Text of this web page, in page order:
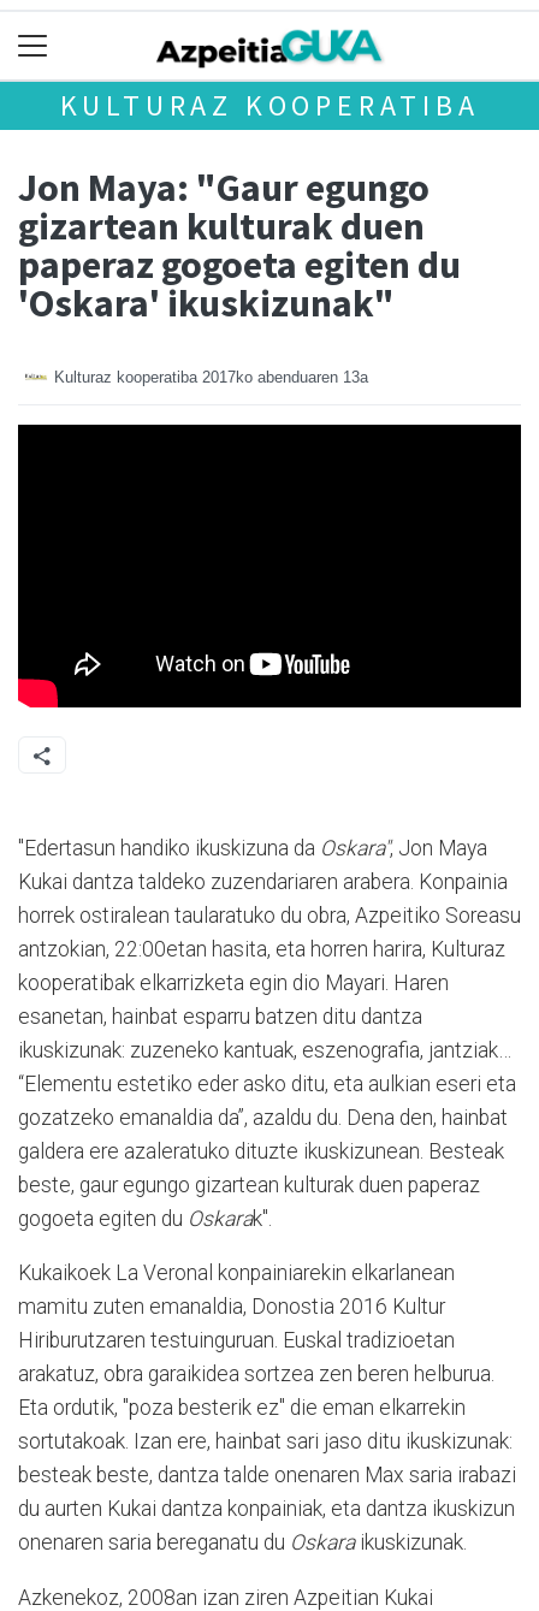
KULTURAZ KOOPERATIBA
Jon Maya: "Gaur egungo
gizartean kulturak duen
paperaz gogoeta egiten du
'Oskara' ikuskizunak"
Kulturaz kooperatiba 2017ko abenduaren 13a
"Edertasun handiko ikuskizuna da Oskara", Jon Maya
Kukai dantza taldeko zuzendariaren arabera. Konpainia
horrek ostiralean taularatuko du obra, Azpeitiko Soreasu
antzokian, 22:00etan hasita, eta horren harira, Kulturaz
kooperatibak elkarrizketa egin dio Mayari. Haren
esanetan, hainbat esparru batzen ditu dantza
ikuskizunak: zuzeneko kantuak, eszenografia, jantziak…
“Elementu estetiko eder asko ditu, eta aulkian eseri eta
gozatzeko emanaldia da”, azaldu du. Dena den, hainbat
galdera ere azaleratuko dituzte ikuskizunean. Besteak
beste, gaur egungo gizartean kulturak duen paperaz
gogoeta egiten du Oskarak".
Kukaikoek La Veronal konpainiarekin elkarlanean
mamitu zuten emanaldia, Donostia 2016 Kultur
Hiriburutzaren testuinguruan. Euskal tradizioetan
arakatuz, obra garaikidea sortzea zen beren helburua.
Eta ordutik, "poza besterik ez" die eman elkarrekin
sortutakoak. Izan ere, hainbat sari jaso ditu ikuskizunak:
besteak beste, dantza talde onenaren Max saria irabazi
du aurten Kukai dantza konpainiak, eta dantza ikuskizun
onenaren saria bereganatu du Oskaraikuskizunak.
Azkenekoz, 2008an izan ziren Azpeitian Kukai